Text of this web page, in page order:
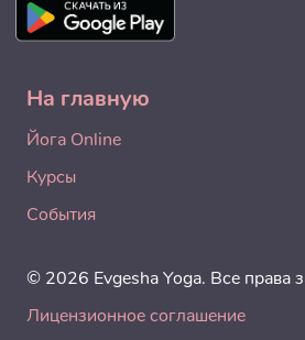
На главную
Йога Online
Курсы
События
© 2026 Evgesha Yoga. Все права
Лицензионное соглашение